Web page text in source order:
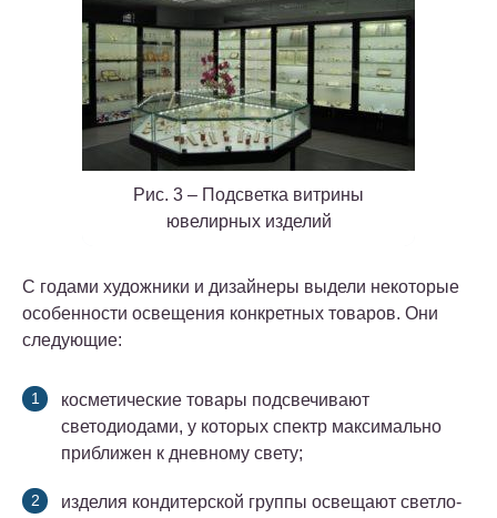
Рис. 3 – Подсветка витрины
ювелирных изделий
С годами художники и дизайнеры выдели некоторые
особенности освещения конкретных товаров. Они
следующие:
косметические товары подсвечивают
светодиодами, у которых спектр максимально
приближен к дневному свету;
изделия кондитерской группы освещают светло-